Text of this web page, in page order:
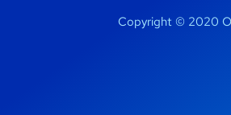
Copyright © 2020